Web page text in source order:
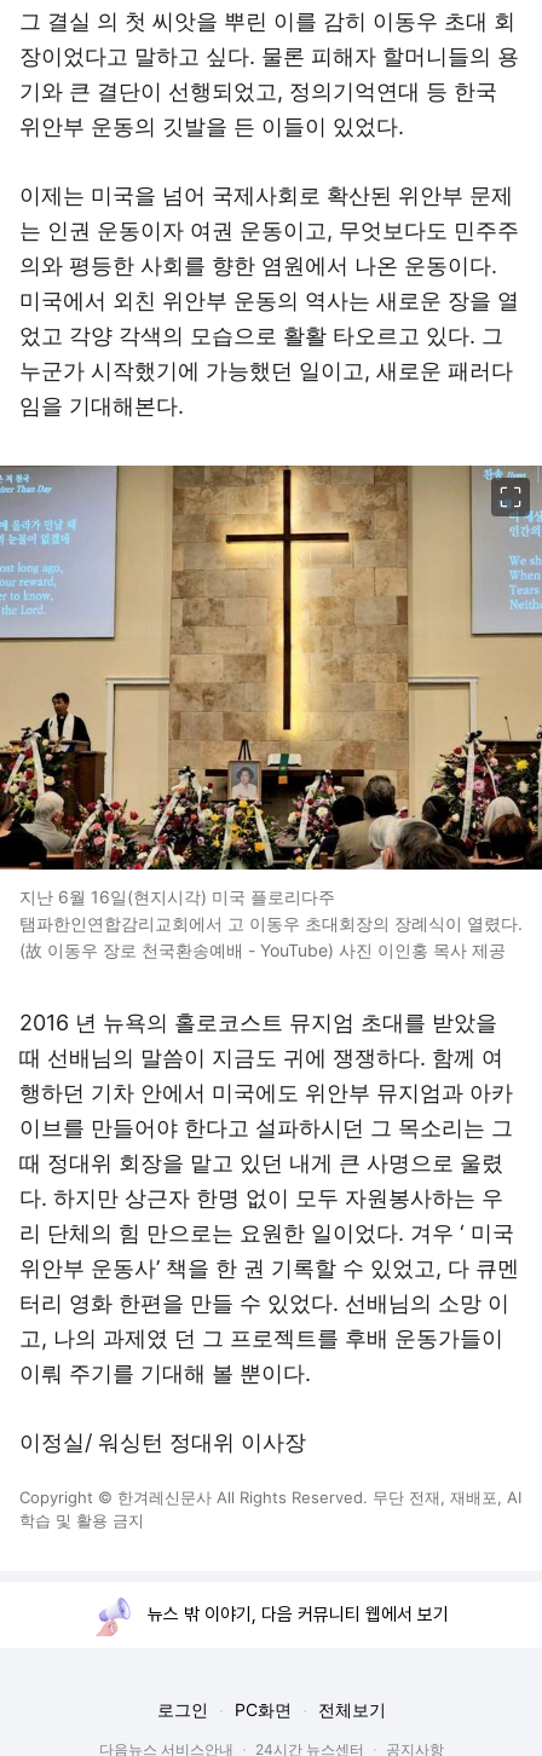
그 결실 의 첫 씨앗을 뿌린 이를 감히 이동우 초대 회
장이었다고 말하고 싶다. 물론 피해자 할머니들의 용
기와 큰 결단이 선행되었고, 정의기억연대 등 한국
위안부 운동의 깃발을 든 이들이 있었다.
이제는 미국을 넘어 국제사회로 확산된 위안부 문제
는 인권 운동이자 여권 운동이고, 무엇보다도 민주주
의와 평등한 사회를 향한 염원에서 나온 운동이다.
미국에서 외친 위안부 운동의 역사는 새로운 장을 열
었고 각양 각색의 모습으로 활활 타오르고 있다. 그
누군가 시작했기에 가능했던 일이고, 새로운 패러다
임을 기대해본다.
지난 6월 16일(현지시각) 미국 플로리다주
탬파한인연합감리교회에서 고 이동우 초대회장의 장례식이 열렸다.
(故 이동우 장로 천국환송예배 - YouTube) 사진 이인홍 목사 제공
2016 년 뉴욕의 홀로코스트 뮤지엄 초대를 받았을
때 선배님의 말씀이 지금도 귀에 쟁쟁하다. 함께 여
행하던 기차 안에서 미국에도 위안부 뮤지엄과 아카
이브를 만들어야 한다고 설파하시던 그 목소리는 그
때 정대위 회장을 맡고 있던 내게 큰 사명으로 울렸
다. 하지만 상근자 한명 없이 모두 자원봉사하는 우
리 단체의 힘 만으로는 요원한 일이었다. 겨우 ‘ 미국
위안부 운동사’ 책을 한 권 기록할 수 있었고, 다 큐멘
터리 영화 한편을 만들 수 있었다. 선배님의 소망 이
고, 나의 과제였 던 그 프로젝트를 후배 운동가들이
이뤄 주기를 기대해 볼 뿐이다.
이정실/ 워싱턴 정대위 이사장
Copyright © 한겨레신문사 All Rights Reserved. 무단 전재, 재배포, AI
학습 및 활용 금지
뉴스 밖 이야기, 다음 커뮤니티 웹에서 보기
로그인 PC화면 전체보기
다음뉴스 서비스안내 24시간 뉴스센터 공지사항